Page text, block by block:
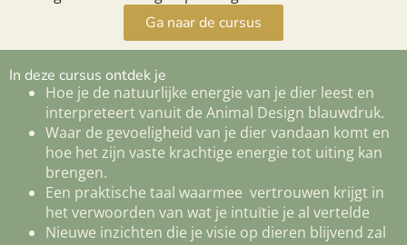
Ga naar de cursus
In deze cursus ontdek je
Hoe je de natuurlijke energie van je dier leest en
interpreteert vanuit de Animal Design blauwdruk.
Waar de gevoeligheid van je dier vandaan komt en
hoe het zijn vaste krachtige energie tot uiting kan
brengen.
Een praktische taal waarmee vertrouwen krijgt in
het verwoorden van wat je intuïtie je al vertelde
Nieuwe inzichten die je visie op dieren blijvend zal